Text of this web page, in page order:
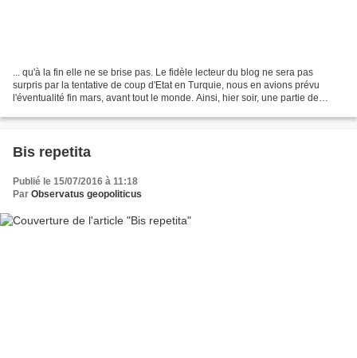
... qu'à la fin elle ne se brise pas. Le fidèle lecteur du blog ne sera pas
surpris par la tentative de coup d'Etat en Turquie, nous en avions prévu
l'éventualité fin mars, avant tout le monde. Ainsi, hier soir, une partie de
Bis repetita
Publié le 15/07/2016 à 11:18
Par Observatus geopoliticus